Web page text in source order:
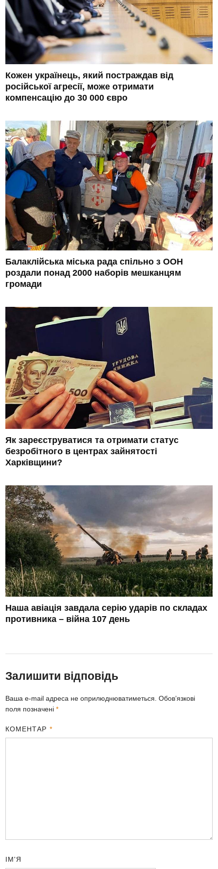
Кожен українець, який постраждав від
російської агресії, може отримати
компенсацію до 30 000 євро
Балаклійська міська рада спільно з ООН
роздали понад 2000 наборів мешканцям
громади
Як зареєструватися та отримати статус
безробітного в центрах зайнятості
Харківщини?
Наша авіація завдала серію ударів по складах
противника – війна 107 день
Залишити відповідь
Ваша e-mail адреса не оприлюднюватиметься. Обов’язкові
поля позначені*
КОМЕНТАР *
ІМ'Я